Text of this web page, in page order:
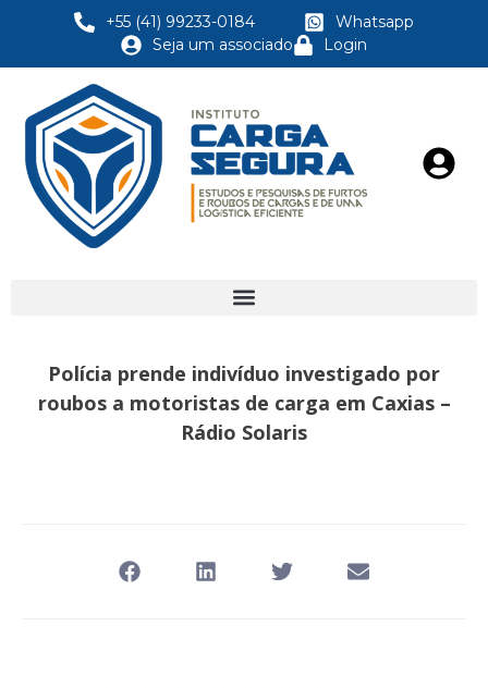
+55 (41) 99233-0184
Whatsapp
Seja um associado
Login
Polícia prende indivíduo investigado por
roubos a motoristas de carga em Caxias –
Rádio Solaris